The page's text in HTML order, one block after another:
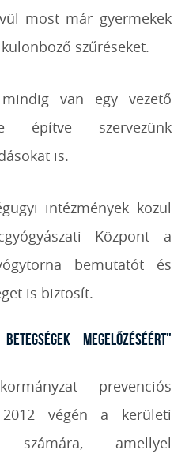
most már gyermekek
szűréseket.
mindig van egy vezető
építve szervezünk
is.
intézmények közül
Központ a
bemutatót és
is biztosít.
megelőzéséért"
prevenciós
végén a kerületi
amellyel